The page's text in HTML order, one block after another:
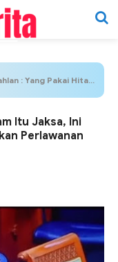
Itu Jaksa, Ini OTT Palsu. Imigrasi Harus Lakukan Perlawanan
Itu Jaksa, Ini
Perlawanan